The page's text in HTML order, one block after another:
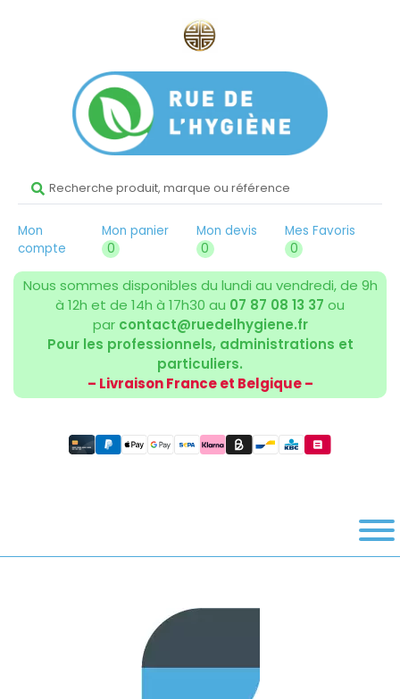
Mon
compte
Mon panier
0
Mon devis
0
Mes Favoris
0
Nous sommes disponibles du lundi au vendredi, de 9h
à 12h et de 14h à 17h30 au 07 87 08 13 37 ou
par contact@ruedelhygiene.fr
Pour les professionnels, administrations et
particuliers.
– Livraison France et Belgique –